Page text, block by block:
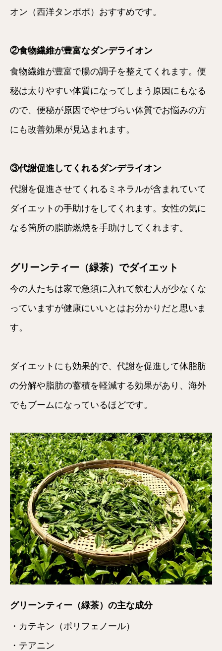
オン（西洋タンポポ）おすすめです。
②食物繊維が豊富なダンデライオン
食物繊維が豊富で腸の調子を整えてくれます。便
秘は太りやすい体質になってしまう原因にもなる
ので、便秘が原因でやせづらい体質でお悩みの方
にも改善効果が見込まれます。
③代謝促進してくれるダンデライオン
代謝を促進させてくれるミネラルが含まれていて
ダイエットの手助けをしてくれます。女性の気に
なる箇所の脂肪燃焼を手助けしてくれます。
グリーンティー（緑茶）でダイエット
今の人たちは家で急須に入れて飲む人が少なくな
っていますが健康にいいとはお分かりだと思いま
す。
ダイエットにも効果的で、代謝を促進して体脂肪
の分解や脂肪の蓄積を軽減する効果があり、海外
でもブームになっているほどです。
グリーンティー（緑茶）の主な成分
・カテキン（ポリフェノール）
・テアニン